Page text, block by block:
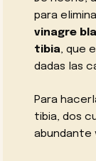
para
vinagre
tibia, que
dadas las
Para
tibia, dos
abundante